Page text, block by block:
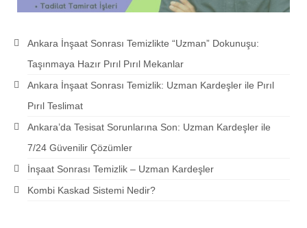
Ankara İnşaat Sonrası Temizlikte “Uzman” Dokunuşu:
Taşınmaya Hazır Pırıl Pırıl Mekanlar
Ankara İnşaat Sonrası Temizlik: Uzman Kardeşler ile Pırıl
Pırıl Teslimat
Ankara’da Tesisat Sorunlarına Son: Uzman Kardeşler ile
7/24 Güvenilir Çözümler
İnşaat Sonrası Temizlik – Uzman Kardeşler
Kombi Kaskad Sistemi Nedir?